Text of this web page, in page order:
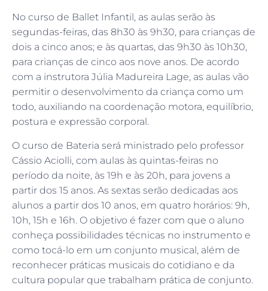
No curso de Ballet Infantil, as aulas serão às
segundas-feiras, das 8h30 às 9h30, para crianças de
dois a cinco anos; e às quartas, das 9h30 às 10h30,
para crianças de cinco aos nove anos. De acordo
com a instrutora Júlia Madureira Lage, as aulas vão
permitir o desenvolvimento da criança como um
todo, auxiliando na coordenação motora, equilíbrio,
postura e expressão corporal.
O curso de Bateria será ministrado pelo professor
Cássio Aciolli, com aulas às quintas-feiras no
período da noite, às 19h e às 20h, para jovens a
partir dos 15 anos. As sextas serão dedicadas aos
alunos a partir dos 10 anos, em quatro horários: 9h,
10h, 15h e 16h. O objetivo é fazer com que o aluno
conheça possibilidades técnicas no instrumento e
como tocá-lo em um conjunto musical, além de
reconhecer práticas musicais do cotidiano e da
cultura popular que trabalham prática de conjunto.